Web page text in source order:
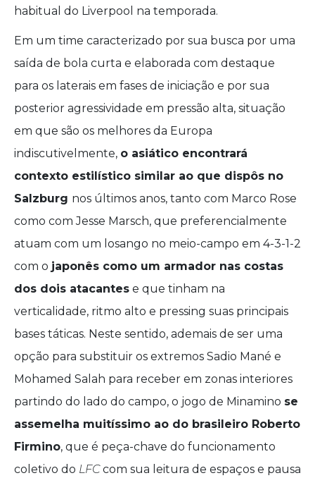
habitual do Liverpool na temporada.
Em um time caracterizado por sua busca por uma
saída de bola curta e elaborada com destaque
para os laterais em fases de iniciação e por sua
posterior agressividade em pressão alta, situação
em que são os melhores da Europa
indiscutivelmente, o asiático encontrará
contexto estilístico similar ao que dispôs no
Salzburg nos últimos anos, tanto com Marco Rose
como com Jesse Marsch, que preferencialmente
atuam com um losango no meio-campo em 4-3-1-2
com o japonês como um armador nas costas
dos dois atacantes e que tinham na
verticalidade, ritmo alto e pressing suas principais
bases táticas. Neste sentido, ademais de ser uma
opção para substituir os extremos Sadio Mané e
Mohamed Salah para receber em zonas interiores
partindo do lado do campo, o jogo de Minamino se
assemelha muitíssimo ao do brasileiro Roberto
Firmino, que é peça-chave do funcionamento
coletivo do LFCcom sua leitura de espaços e pausa